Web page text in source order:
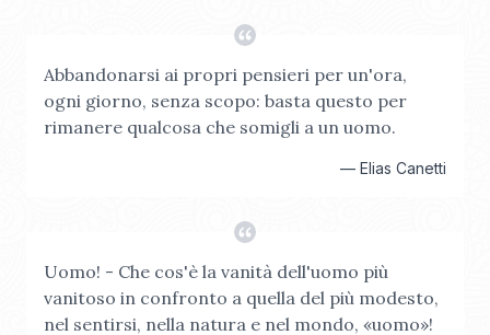
Abbandonarsi ai propri pensieri per un'ora,
ogni giorno, senza scopo: basta questo per
rimanere qualcosa che somigli a un uomo.
— Elias Canetti
Uomo! - Che cos'è la vanità dell'uomo più
vanitoso in confronto a quella del più modesto,
nel sentirsi, nella natura e nel mondo, «uomo»!